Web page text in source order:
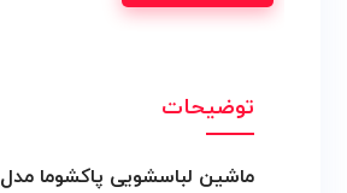
توضیحات
ماشین لباسشویی پاکشوما مدل TFU-84401